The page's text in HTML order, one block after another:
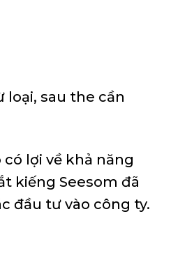
loại, sau the cần
có lợi về khả năng
kiếng Seesom đã
đầu tư vào công ty.